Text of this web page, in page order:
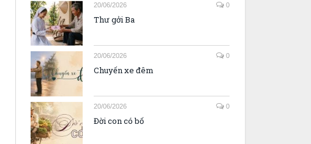
20/06/2026 0
Thư gởi Ba
20/06/2026 0
Chuyến xe đêm
20/06/2026 0
Đời con có bố